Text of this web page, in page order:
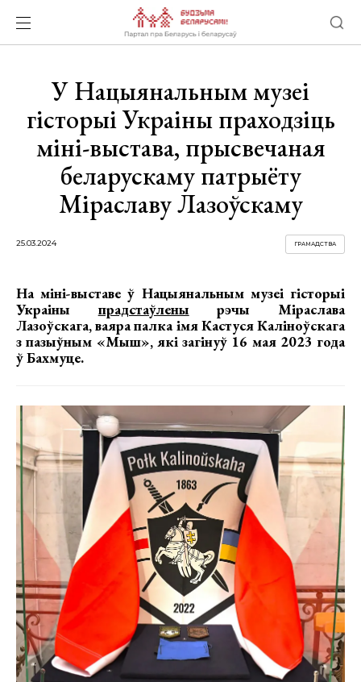
У Нацыянальным музеі
гісторыі Украіны праходзіць
міні-выстава, прысвечаная
беларускаму патрыёту
Міраславу Лазоўскаму
25.03.2024 ГРАМАДСТВА
На міні-выставе ў Нацыянальным музеі гісторыі
Украіны прадстаўлены рэчы Міраслава
Лазоўскага, ваяра палка імя Кастуся Каліноўскага
з пазыўным «Мыш», які загінуў 16 мая 2023 года
ў Бахмуце.